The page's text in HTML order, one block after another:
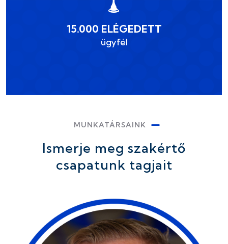
15.000 ELÉGEDETT
ügyfél
MUNKATÁRSAINK
Ismerje meg szakértő
csapatunk tagjait